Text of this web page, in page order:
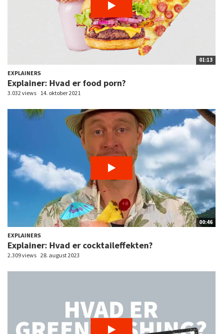
01:13
EXPLAINERS
Explainer: Hvad er food porn?
3.032 views 14. oktober 2021
00:46
EXPLAINERS
Explainer: Hvad er cocktaileffekten?
2.309 views 28. august 2023